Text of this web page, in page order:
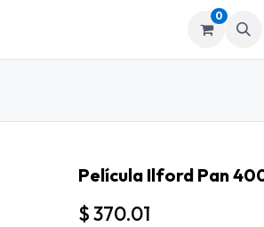
0
Película Ilford Pan
$370.01